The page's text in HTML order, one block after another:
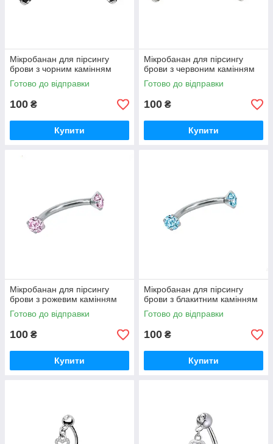
Мікробанан для пірсингу
брови з чорним камінням
Готово до відправки
100 ₴
Купити
Мікробанан для пірсингу
брови з червоним камінням
Готово до відправки
100 ₴
Купити
Мікробанан для пірсингу
брови з рожевим камінням
Готово до відправки
100 ₴
Купити
Мікробанан для пірсингу
брови з блакитним камінням
Готово до відправки
100 ₴
Купити